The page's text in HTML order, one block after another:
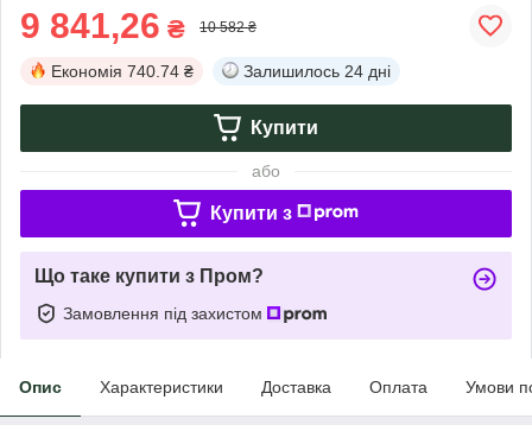
9 841,26 ₴ 10 582 ₴
Економія 740.74 ₴ Залишилось 24 дні
Купити
або
Купити з
Що таке купити з Пром?
Замовлення під захистом
Опис Характеристики Доставка Оплата Умови